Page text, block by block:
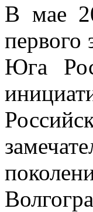
В мае
первого
Юга